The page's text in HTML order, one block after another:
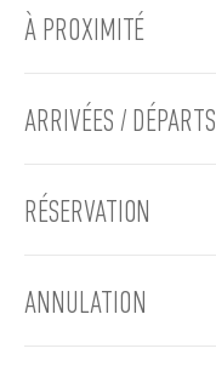
À PROXIMITÉ
ARRIVÉES / DÉPARTS
RÉSERVATION
ANNULATION